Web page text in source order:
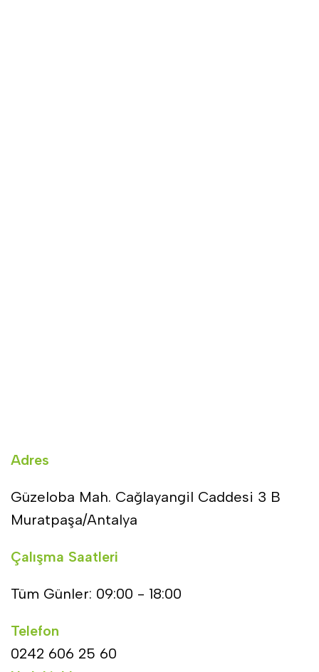
Adres
Güzeloba Mah. Cağlayangil Caddesi 3 B
Muratpaşa/Antalya
Çalışma Saatleri
Tüm Günler: 09:00 - 18:00
Telefon
0242 606 25 60